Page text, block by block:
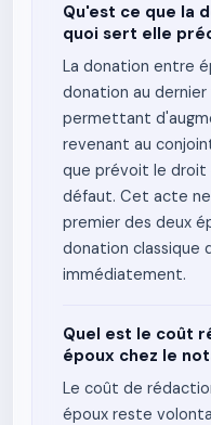
Qu'est ce que la
quoi sert elle
La donation entre
donation au
permettant
revenant au
que prévoit le droit
défaut. Cet acte
premier des deux
donation classique
immédiatement.
Quel est le coût
époux chez le
Le coût de
époux reste